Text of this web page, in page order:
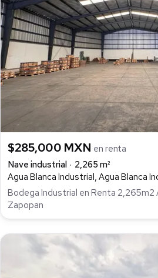
$285,000 MXN en renta
Nave industrial
2,265 m²
Agua Blanca Industrial, Agua Blanca
Bodega Industrial en Renta 2,265m2
Zapopan